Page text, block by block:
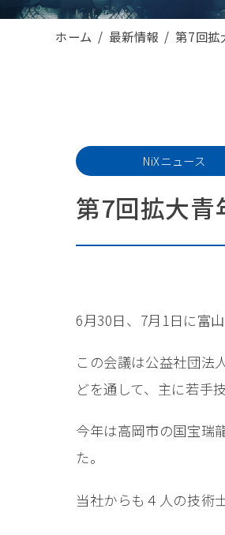
ホーム 最新情報 第7回拡
NiXニュース
第7回拡大青
6月30日、7月1日に富
この会議は公益社団法
どを通して、主に若手
今年は高岡市の国宝瑞
た。
当社からも４人の技術